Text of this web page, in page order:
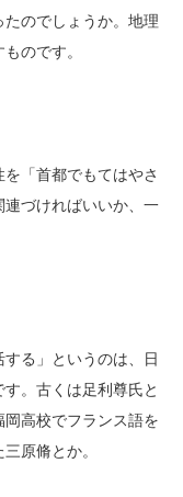
のでしょうか。地理
のです。
「首都でもてはやさ
づければいいか、一
る」というのは、日
。古くは足利尊氏と
高校でフランス語を
原脩とか。